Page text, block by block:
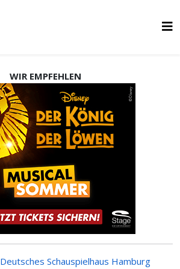
WIR EMPFEHLEN
Deutsches Schauspielhaus Hamburg